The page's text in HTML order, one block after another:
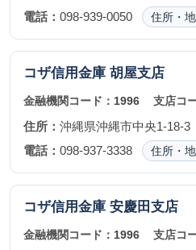
電話： 098-939-0050 住所・
コザ信用金庫 胡屋支店
金融機関コード： 1996 支店コ
住所： 沖縄県沖縄市中央1-18-3
電話： 098-937-3338 住所・
コザ信用金庫 安慶田支店
金融機関コード： 1996 支店コ